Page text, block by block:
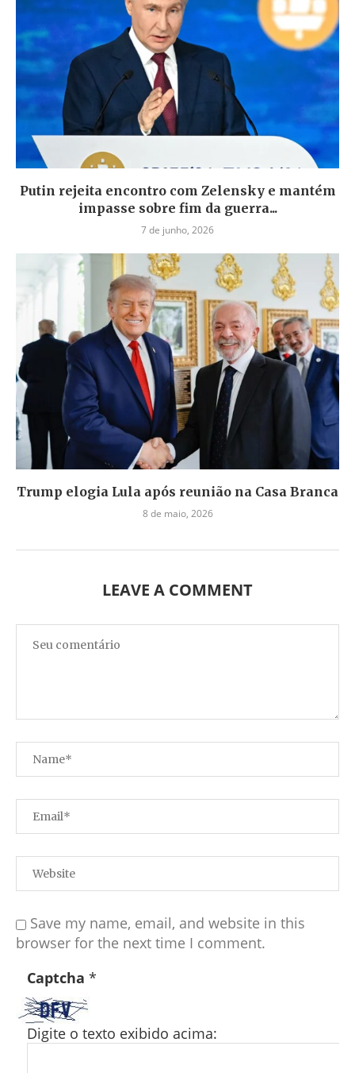
Putin rejeita encontro com Zelensky e mantém
impasse sobre fim da guerra...
7 de junho, 2026
Trump elogia Lula após reunião na Casa Branca
8 de maio, 2026
LEAVE A COMMENT
Save my name, email, and website in this
browser for the next time I comment.
Captcha *
Digite o texto exibido acima: